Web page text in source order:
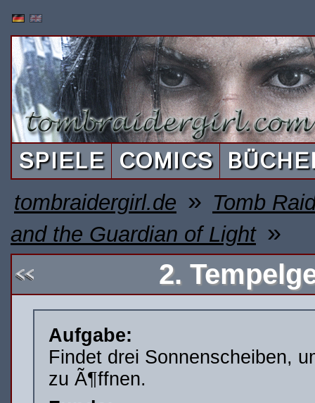
SPIELE COMICS
tombraidergirl.de » Tomb
and the Guardian of Light »
2.
Aufgabe:
Findet drei Sonnenscheiben,
zu Ã¶ffnen.